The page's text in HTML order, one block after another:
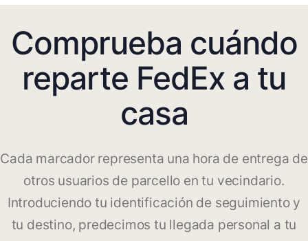
Comprueba cuándo
reparte FedEx a tu
casa
Cada marcador representa una hora de entrega de
otros usuarios de parcello en tu vecindario.
Introduciendo tu identificación de seguimiento y
tu destino, predecimos tu llegada personal a tu